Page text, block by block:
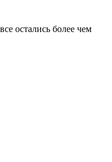
остались более чем